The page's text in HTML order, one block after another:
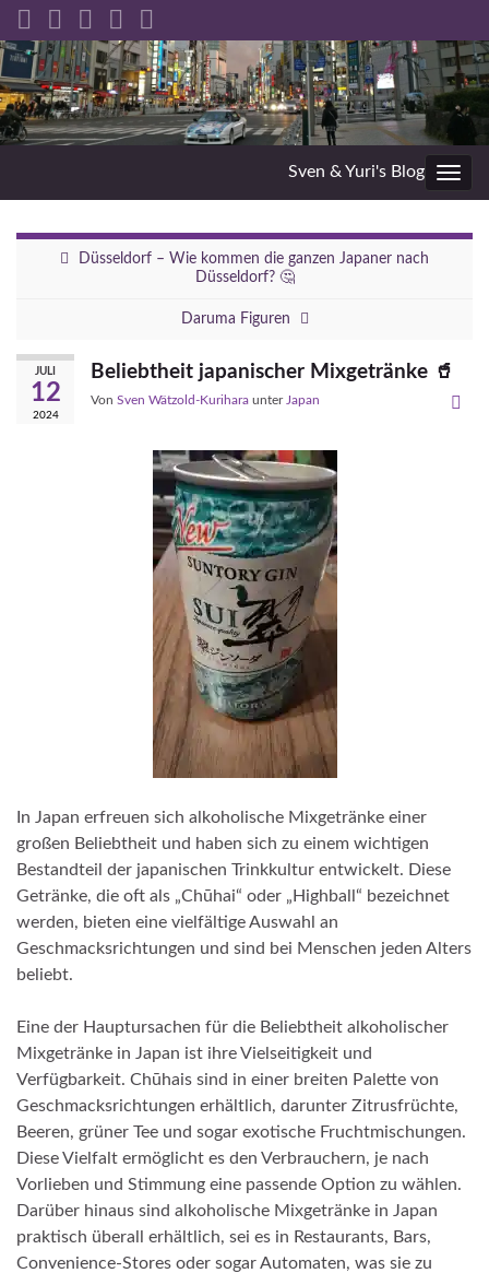
Sven & Yuri's Blog
Düsseldorf – Wie kommen die ganzen Japaner nach
Düsseldorf? 🤔
Daruma Figuren
JULI
12
2024
Beliebtheit japanischer Mixgetränke 🥤
Von Sven Wätzold-Kurihara unter Japan
In Japan erfreuen sich alkoholische Mixgetränke einer
großen Beliebtheit und haben sich zu einem wichtigen
Bestandteil der japanischen Trinkkultur entwickelt. Diese
Getränke, die oft als „Chūhai“ oder „Highball“ bezeichnet
werden, bieten eine vielfältige Auswahl an
Geschmacksrichtungen und sind bei Menschen jeden Alters
beliebt.
Eine der Hauptursachen für die Beliebtheit alkoholischer
Mixgetränke in Japan ist ihre Vielseitigkeit und
Verfügbarkeit. Chūhais sind in einer breiten Palette von
Geschmacksrichtungen erhältlich, darunter Zitrusfrüchte,
Beeren, grüner Tee und sogar exotische Fruchtmischungen.
Diese Vielfalt ermöglicht es den Verbrauchern, je nach
Vorlieben und Stimmung eine passende Option zu wählen.
Darüber hinaus sind alkoholische Mixgetränke in Japan
praktisch überall erhältlich, sei es in Restaurants, Bars,
Convenience-Stores oder sogar Automaten, was sie zu